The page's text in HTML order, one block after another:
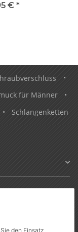
den Einsatz
€ *
•
für Männer
•
• Schlangenketten